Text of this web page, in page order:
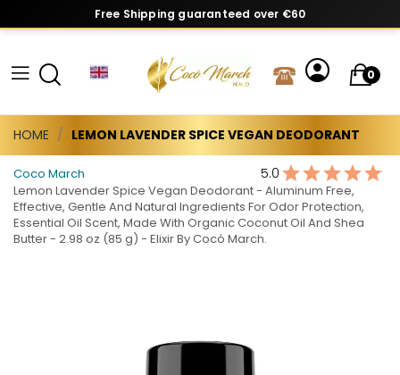
Free Shipping guaranteed over €60
0
HOME LEMON LAVENDER SPICE VEGAN DEODORANT
Coco March 5.0
Lemon Lavender Spice Vegan Deodorant - Aluminum Free,
Effective, Gentle And Natural Ingredients For Odor Protection,
Essential Oil Scent, Made With Organic Coconut Oil And Shea
Butter - 2.98 oz (85 g) - Elixir By Cocó March.